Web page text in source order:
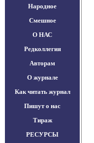
Народное
Смешное
О НАС
Редколлегия
Авторам
О журнале
Как читать журнал
Пишут о нас
Тираж
РЕСУРСЫ